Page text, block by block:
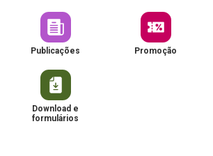
Publicações Promoção
Download e
formulários